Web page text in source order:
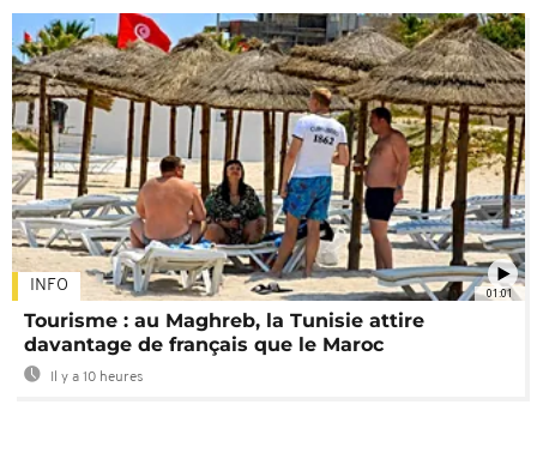
01:01
INFO
Tourisme : au Maghreb, la Tunisie attire
davantage de français que le Maroc
Il y a 10 heures